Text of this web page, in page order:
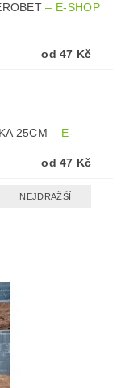
– E-SHOP
od 47 Kč
25CM– E-
od 47 Kč
NEJDRAŽŠÍ